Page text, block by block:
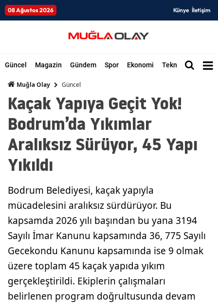
08 Ağustos 2026 Künye İletişim
Güncel Magazin Gündem Spor Ekonomi Teknoloji Dünya
Muğla Olay Güncel
Kaçak Yapıya Geçit Yok!
Bodrum’da Yıkımlar
Aralıksız Sürüyor, 45 Yapı
Yıkıldı
Bodrum Belediyesi, kaçak yapıyla
mücadelesini aralıksız sürdürüyor. Bu
kapsamda 2026 yılı başından bu yana 3194
Sayılı İmar Kanunu kapsamında 36, 775 Sayılı
Gecekondu Kanunu kapsamında ise 9 olmak
üzere toplam 45 kaçak yapıda yıkım
gerçekleştirildi. Ekiplerin çalışmaları
belirlenen program doğrultusunda devam